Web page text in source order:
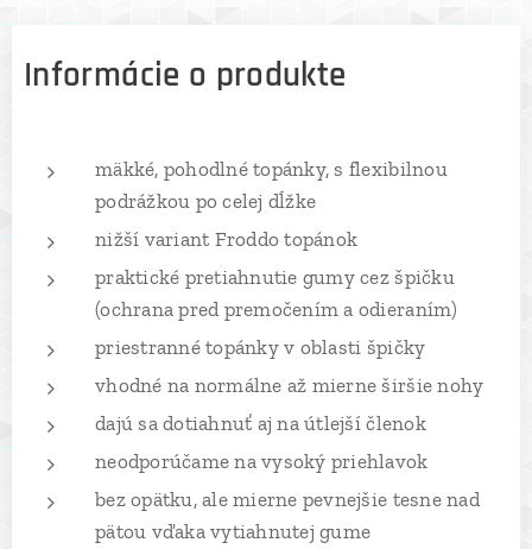
Informácie o produkte
mäkké, pohodlné topánky, s flexibilnou
podrážkou po celej dĺžke
nižší variant Froddo topánok
praktické pretiahnutie gumy cez špičku
(ochrana pred premočením a odieraním)
priestranné topánky v oblasti špičky
vhodné na normálne až mierne širšie nohy
dajú sa dotiahnuť aj na útlejší členok
neodporúčame na vysoký priehlavok
bez opätku, ale mierne pevnejšie tesne nad
pätou vďaka vytiahnutej gume